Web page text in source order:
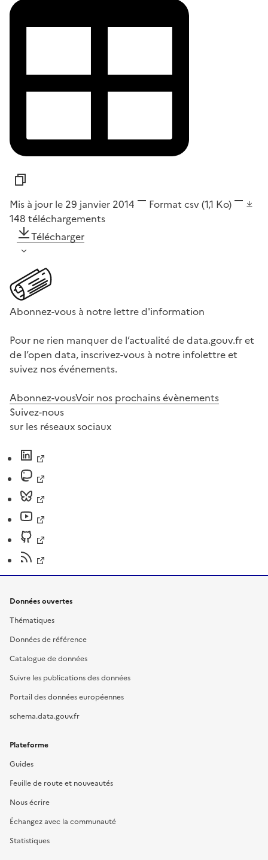
Mis à jour le 29 janvier 2014 Format csv(1,1 Ko)
148 téléchargements
Télécharger
Abonnez-vous à notre lettre d'information
Pour ne rien manquer de l’actualité de data.gouv.fr et
de l’open data, inscrivez-vous à notre infolettre et
suivez nos événements.
Abonnez-vousVoir nos prochains évènements
Suivez-nous
sur les réseaux sociaux
Données ouvertes
Thématiques
Données de référence
Catalogue de données
Suivre les publications des données
Portail des données européennes
schema.data.gouv.fr
Plateforme
Guides
Feuille de route et nouveautés
Nous écrire
Échangez avec la communauté
Statistiques